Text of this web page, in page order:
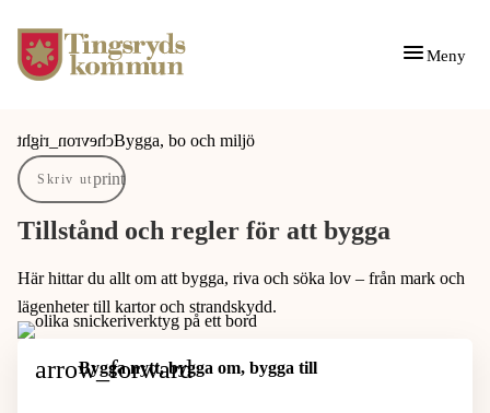
Gå till innehåll
Gå till huvudmeny
Meny
Du är här: Bygga, bo och miljö
Skriv ut
Tillstånd och regler för att bygga
Här hittar du allt om att bygga, riva och söka lov – från mark och
lägenheter till kartor och strandskydd.
Bygga nytt, bygga om, bygga till